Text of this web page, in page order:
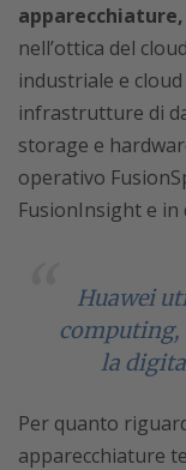
nell’ottica del
industriale e
infrastrutture di
storage e
operativo
FusionInsight e in
Huawei
computing,
la
Per quanto
apparecchiature